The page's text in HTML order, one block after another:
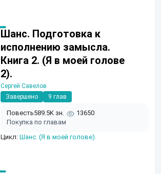
Шанс. Подготовка к
исполнению замысла.
Книга 2. (Я в моей голове
2).
Сергей Савелов
Завершено
9 глав
Повесть589.5K зн.
13650
Покупка по главам
Цикл: Шанс. (Я в моей голове).